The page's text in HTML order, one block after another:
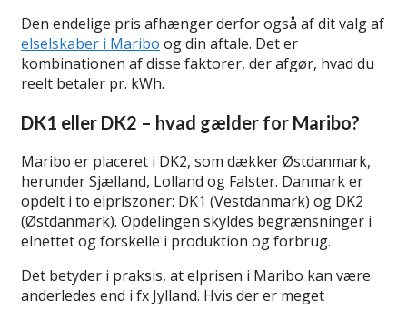
Den endelige pris afhænger derfor også af dit valg af
elselskaber i Maribo og din aftale. Det er
kombinationen af disse faktorer, der afgør, hvad du
reelt betaler pr. kWh.
DK1 eller DK2 – hvad gælder for Maribo?
Maribo er placeret i DK2, som dækker Østdanmark,
herunder Sjælland, Lolland og Falster. Danmark er
opdelt i to elpriszoner: DK1 (Vestdanmark) og DK2
(Østdanmark). Opdelingen skyldes begrænsninger i
elnettet og forskelle i produktion og forbrug.
Det betyder i praksis, at elprisen i Maribo kan være
anderledes end i fx Jylland. Hvis der er meget